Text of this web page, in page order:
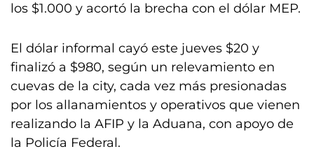
los $1.000 y acortó la brecha con el dólar MEP.
El dólar informal cayó este jueves $20 y
finalizó a $980, según un relevamiento en
cuevas de la city, cada vez más presionadas
por los allanamientos y operativos que vienen
realizando la AFIP y la Aduana, con apoyo de
la Policía Federal.